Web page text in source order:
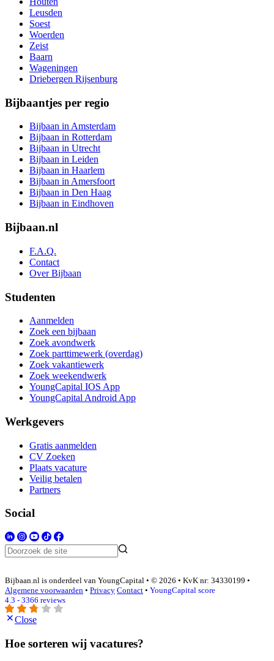
Leusden
Soest
Woerden
Zeist
Baarn
Wageningen
Driebergen Rijsenburg
Bijbaantjes per regio
Bijbaan in Amsterdam
Bijbaan in Rotterdam
Bijbaan in Utrecht
Bijbaan in Leiden
Bijbaan in Haarlem
Bijbaan in Amersfoort
Bijbaan in Den Haag
Bijbaan in Eindhoven
Bijbaan.nl
F.A.Q.
Contact
Over Bijbaan
Studenten
Aanmelden
Zoek een bijbaan
Zoek avondwerk
Zoek parttimewerk (overdag)
Zoek vakantiewerk
Zoek weekendwerk
YoungCapital IOS App
YoungCapital Android App
Werkgevers
Gratis aanmelden
CV Zoeken
Plaats vacature
Veilig betalen
Partners
Social
Bijbaan.nl is onderdeel van YoungCapital • © 2026 • KvK nr: 34330199 •
Algemene voorwaarden • Privacy Contact • YoungCapital score
4.3 - 3366 reviews
Close
Hoe sorteren wij vacatures?